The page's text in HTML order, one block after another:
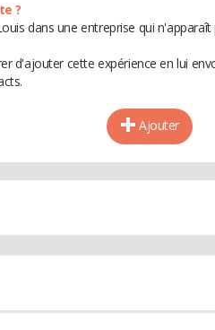
?
dans une entreprise qui
d'ajouter cette expérience en lui
Ajouter